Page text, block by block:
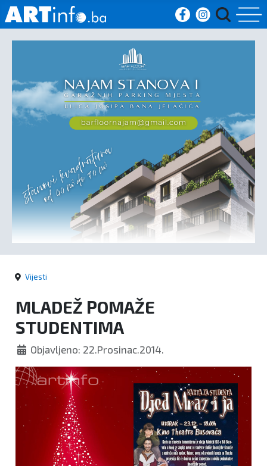
Vijesti
Sport
Crna
kronika
Politika
Vijesti
MLADEŽ POMAŽE
STUDENTIMA
Objavljeno: 22.Prosinac.2014.